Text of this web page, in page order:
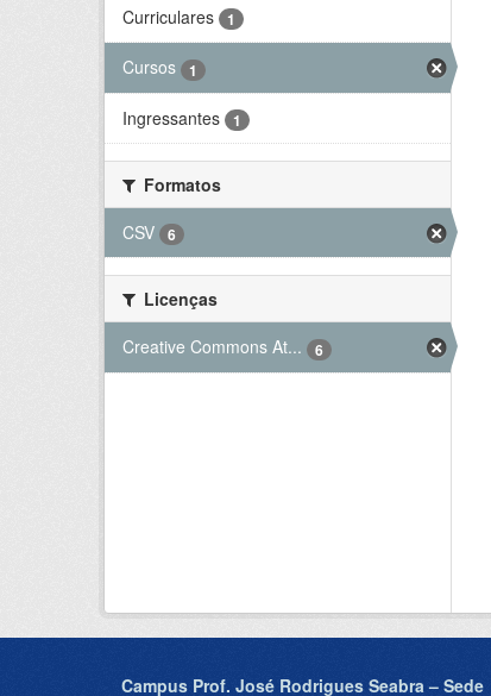
Curriculares 1
Cursos 1
Ingressantes 1
Formatos
CSV
6
Licenças
Creative Commons At...
6
Campus Prof. José Rodrigues Seabra – Sede